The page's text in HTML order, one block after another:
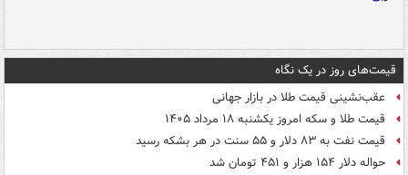
قیمت‌های روز در یک نگاه
عقب‌نشینی قیمت طلا در بازار جهانی
قیمت طلا و سکه امروز یکشنبه ۱۸ مرداد ۱۴۰۵
قیمت نفت به ۸۳ دلار و ۵۵ سنت در هر بشکه رسید
حواله دلار ۱۵۴ هزار و ۴۵۱ تومان شد